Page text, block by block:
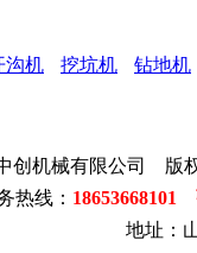
沟机 挖坑机 钻地机
创机械有限公司 版
热线：
地址：